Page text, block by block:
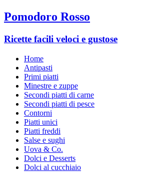
Pomodoro Rosso
Ricette facili veloci e gustose
Home
Antipasti
Primi piatti
Minestre e zuppe
Secondi piatti di carne
Secondi piatti di pesce
Contorni
Piatti unici
Piatti freddi
Salse e sughi
Uova & Co.
Dolci e Desserts
Dolci al cucchiaio